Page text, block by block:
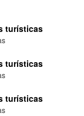
turísticas
turísticas
turísticas